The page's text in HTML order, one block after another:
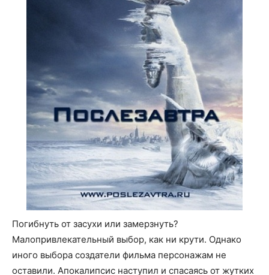
Погибнуть от засухи или замерзнуть?
Малопривлекательный выбор, как ни крути. Однако
иного выбора создатели фильма персонажам не
оставили. Апокалипсис наступил и спасаясь от жутких